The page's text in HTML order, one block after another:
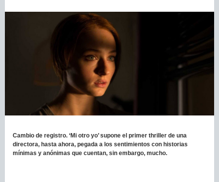
Cambio de registro. ‘Mi otro yo’ supone el primer thriller de una
directora, hasta ahora, pegada a los sentimientos con historias
mínimas y anónimas que cuentan, sin embargo, mucho.